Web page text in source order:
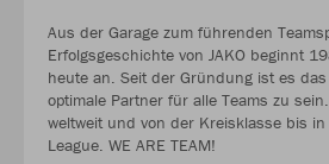
Aus der Garage zum führenden
Erfolgsgeschichte von JAKO beginnt
heute an. Seit der Gründung ist es das
optimale Partner für alle Teams zu
weltweit und von der Kreisklasse bis in
League. WE ARE TEAM!